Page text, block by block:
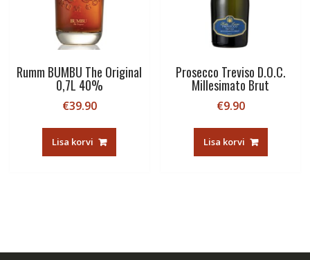
Rumm BUMBU The Original
0,7L 40%
€39.90
Lisa korvi
Prosecco Treviso D.O.C.
Millesimato Brut
€9.90
Lisa korvi